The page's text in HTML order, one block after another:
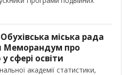
міська рада
Меморандум про
сфері освіти
академії статистики,